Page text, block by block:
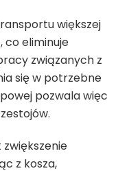
większej
co eliminuje
związanych z
się w potrzebne
pozwala więc
z kosza,